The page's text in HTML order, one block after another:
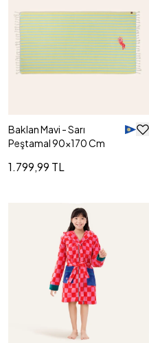
Baklan Mavi - Sarı
Peştamal 90x170 Cm
1.799,99 TL